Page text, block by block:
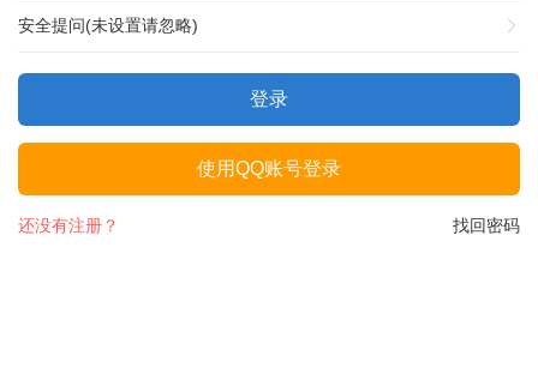
安全提问(未设置请忽略)
登录
使用QQ账号登录
找回密码
还没有注册？